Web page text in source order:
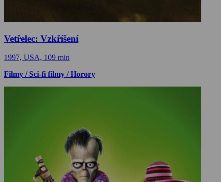
Vetřelec: Vzkříšení
1997, USA, 109 min
Filmy / Sci-fi filmy / Horory